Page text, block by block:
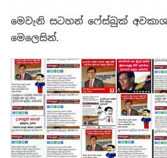
මෙවැනි සටහන් ෆේස්බුක්
මෙලෙසින්.